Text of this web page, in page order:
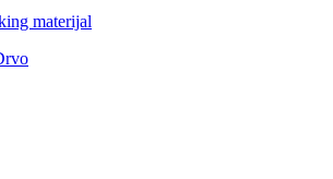
страници
производа.
више
Опције